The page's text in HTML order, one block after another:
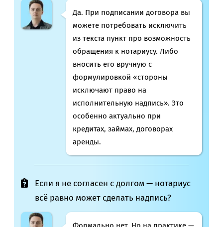
Да. При подписании договора вы
можете потребовать исключить
из текста пункт про возможность
обращения к нотариусу. Либо
вносить его вручную с
формулировкой «стороны
исключают право на
исполнительную надпись». Это
особенно актуально при
кредитах, займах, договорах
аренды.
Если я не согласен с долгом — нотариус
всё равно может сделать надпись?